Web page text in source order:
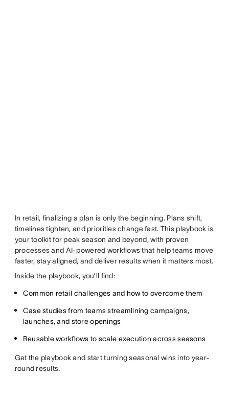
In retail, finalizing a plan is only the beginning. Plans shift,
timelines tighten, and priorities change fast. This playbook is
your toolkit for peak season and beyond, with proven
processes and AI-powered workflows that help teams move
faster, stay aligned, and deliver results when it matters most.
Inside the playbook, you’ll find:
Common retail challenges and how to overcome them
Case studies from teams streamlining campaigns,
launches, and store openings
Reusable workflows to scale execution across seasons
Get the playbook and start turning seasonal wins into year-
round results.